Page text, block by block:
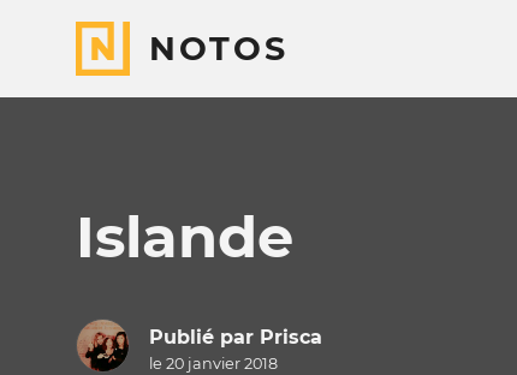
NOTOS
Islande
Publié par Prisca
le 20 janvier 2018